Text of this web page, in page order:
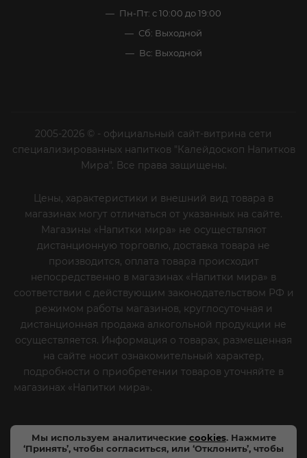
Мы используем аналитические cookies. Нажмите
‘Принять’, чтобы согласиться, или ‘Отклонить’, чтобы
Пн-Пт: с 10:00 до 19:00
Сб: Выходной
Вс: Выходной
2005-2026 © - официальный сайт-витрина сети
специализированных напитков "Калейдоскоп Напитков
Мира". Все права защищены.
Цены, характеристики и внешний вид товара в
магазинах могут отличаться от указанных на сайте.
Магазины «Напитки мира» не осуществляют
дистанционную торговлю, доставка товара не
производится, оплата товара происходит
непосредственно в магазинах «Напитки мира» в
соответствии с действующим законодательством РФ и
режимом работы магазинов, круглосуточная и
дистанционная продажа алкогольной продукции не
осуществляется. Информация о товарах, размещенная
на сайте носит ознакомительный характер,
подробности о приобретении товаров уточняйте в
магазинах «Напитки мира».